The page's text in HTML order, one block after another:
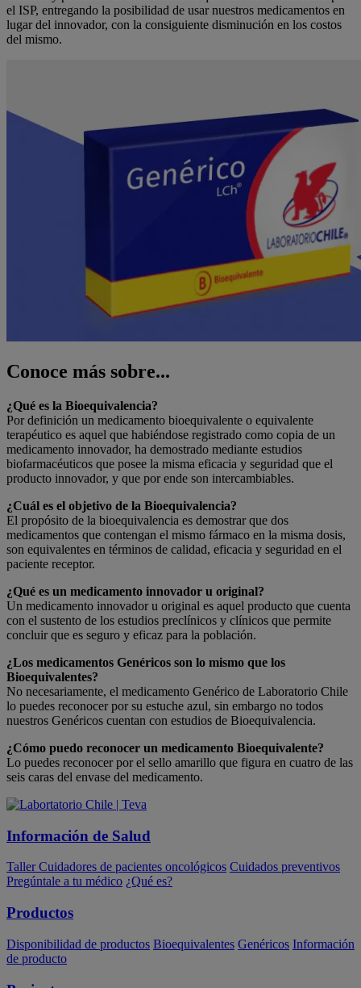
el ISP, entregando la posibilidad de usar nuestros medicamentos en
lugar del innovador, con la consiguiente disminución en los costos
del mismo.
Conoce más sobre...
¿Qué es la Bioequivalencia?
Por definición un medicamento bioequivalente o equivalente
terapéutico es aquel que habiéndose registrado como copia de un
medicamento innovador, ha demostrado mediante estudios
biofarmacéuticos que posee la misma eficacia y seguridad que el
producto innovador, y que por ende son intercambiables.
¿Cuál es el objetivo de la Bioequivalencia?
El propósito de la bioequivalencia es demostrar que dos
medicamentos que contengan el mismo fármaco en la misma dosis,
son equivalentes en términos de calidad, eficacia y seguridad en el
paciente receptor.
¿Qué es un medicamento innovador u original?
Un medicamento innovador u original es aquel producto que cuenta
con el sustento de los estudios preclínicos y clínicos que permite
concluir que es seguro y eficaz para la población.
¿Los medicamentos Genéricos son lo mismo que los
Bioequivalentes?
No necesariamente, el medicamento Genérico de Laboratorio Chile
lo puedes reconocer por su estuche azul, sin embargo no todos
nuestros Genéricos cuentan con estudios de Bioequivalencia.
¿Cómo puedo reconocer un medicamento Bioequivalente?
Lo puedes reconocer por el sello amarillo que figura en cuatro de las
seis caras del envase del medicamento.
Información de Salud
Taller Cuidadores de pacientes oncológicos Cuidados preventivos
Pregúntale a tu médico ¿Qué es?
Productos
Disponibilidad de productos Bioequivalentes Genéricos Información
de producto